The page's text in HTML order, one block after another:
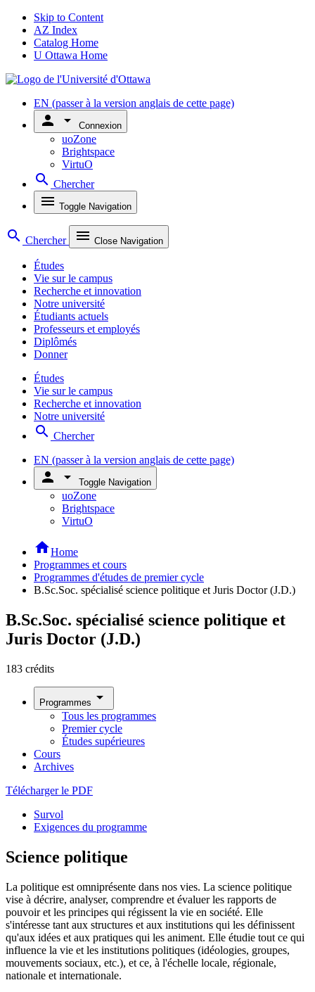
Skip to Content
AZ Index
Catalog Home
U Ottawa Home
EN (passer à la version anglais de cette page)
person arrow_drop_down Connexion
uoZone
Brightspace
VirtuO
search Chercher
menu Toggle Navigation
search Chercher menu Close Navigation
Études
Vie sur le campus
Recherche et innovation
Notre université
Étudiants actuels
Professeurs et employés
Diplômés
Donner
Études
Vie sur le campus
Recherche et innovation
Notre université
search Chercher
EN (passer à la version anglais de cette page)
person arrow_drop_down Toggle Navigation
uoZone
Brightspace
VirtuO
homeHome
Programmes et cours
Programmes d'études de premier cycle
B.Sc.Soc. spécialisé science politique et Juris Doctor (J.D.)
B.Sc.Soc. spécialisé science politique et
Juris Doctor (J.D.)
183 crédits
Programmes arrow_drop_down
Tous les programmes
Premier cycle
Études supérieures
Cours
Archives
Télécharger le PDF
Survol
Exigences du programme
Science politique
La politique est omniprésente dans nos vies. La science politique
vise à décrire, analyser, comprendre et évaluer les rapports de
pouvoir et les principes qui régissent la vie en société. Elle
s'intéresse tant aux structures et aux institutions qui les définissent
qu'aux idées et aux pratiques qui les animent. Elle étudie tout ce qui
influence la vie et les institutions politiques (idéologies, groupes,
mouvements sociaux, etc.), et ce, à l'échelle locale, régionale,
nationale et internationale.